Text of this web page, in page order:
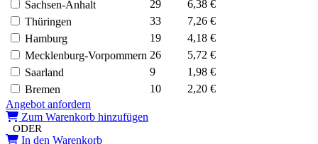
Sachsen-Anhalt
29
6,38 €
Thüringen
33
7,26 €
Hamburg
19
4,18 €
Mecklenburg-Vorpommern 26
5,72 €
Saarland
9
1,98 €
Bremen
10
2,20 €
Angebot anfordern
Zum Warenkorb hinzufügen
ODER
In den Warenkorb